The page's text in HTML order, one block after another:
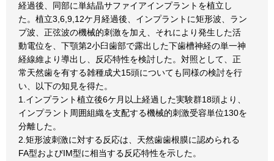
経過後、同部に単結晶サファイアインプラントを植立し
た。植立3,6,9,12ケ月経過後、インプラントに矩形波、ラン
プ波、正弦波の機械的刺激を加え、それにより発生した活
動電位を、下顎第2小臼歯部で露出した下歯槽神経の単一神
経線維より導出し、反応特性を検討した。対照として、正
常天然歯を有する雑種成犬15頭についても同様の検討を行
い、以下の知見を得た。
1.インプラント植立後6ケ月以上経過した実験群18頭より、
インプラント周囲組織を支配する機械的刺激受容単位130を
分離した。
2.矩形波刺激に対する反応は、天然歯歯根膜に認められる
FA型およびIM型に相当する反応特性を示した。